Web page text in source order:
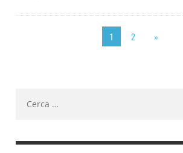
1 2 »
per: